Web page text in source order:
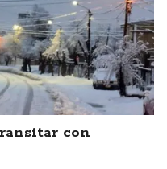
con